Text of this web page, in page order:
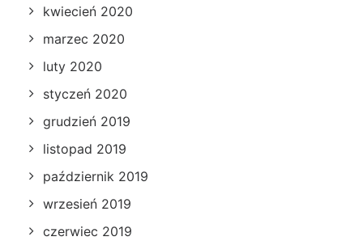
kwiecień 2020
marzec 2020
luty 2020
styczeń 2020
grudzień 2019
listopad 2019
październik 2019
wrzesień 2019
czerwiec 2019